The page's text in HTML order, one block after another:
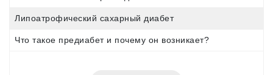
Липоатрофический сахарный диабет
Что такое предиабет и почему он возникает?